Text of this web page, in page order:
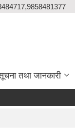
तथा जानकारी